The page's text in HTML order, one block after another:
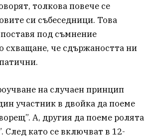
толкова повече се
си събеседници. Това
под съмнение
схващане, че сдържаността ни
на случаен принцип
участник в двойка да поеме
А, другия да поеме ролята
След като се включват в 12-